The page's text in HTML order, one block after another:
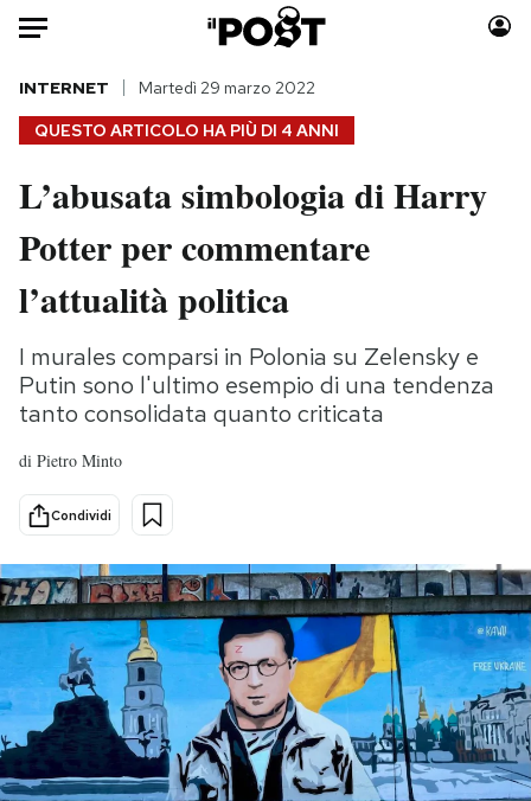
Auto
HOME
Italia
Politica
Tecnologia
Scienza
Sport
Moda
Consumismi
Media
Europa
PODCAST
NEWSLETTER
I MIEI PREFERITI
QUESTO ARTICOLO HA PIÙ DI 4 ANNI
INTERNET Martedì 29 marzo 2022
L’abusata simbologia di Harry
Potter per commentare
l’attualità politica
I murales comparsi in Polonia su Zelensky e
Putin sono l'ultimo esempio di una tendenza
tanto consolidata quanto criticata
di Pietro Minto
Condividi